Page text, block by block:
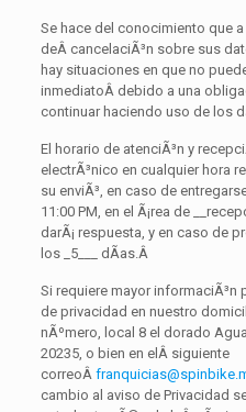
Se hace del conocimiento que
deÂ cancelaciÃ³n sobre sus
hay situaciones en que no
inmediatoÂ debido a una
continuar haciendo uso de los
El horario de atenciÃ³n y
electrÃ³nico en cualquier hora
su enviÃ³, en caso de
11:00 PM, en el Ã¡rea de
darÃ¡ respuesta, y en caso de
los _5___ dÃ­as.Â
Si requiere mayor informaciÃ³n
de privacidad en nuestro
nÃºmero, local 8 el dorado
20235, o bien en elÂ siguiente
correoÂ
cambio al aviso de Privacidad